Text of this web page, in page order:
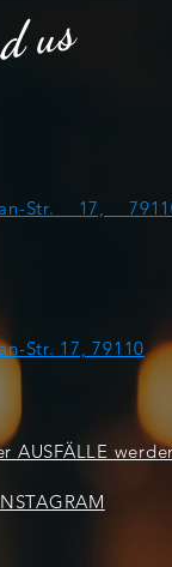
us
Str. 17,
Str. 17, 79110
AUSFÄLLE